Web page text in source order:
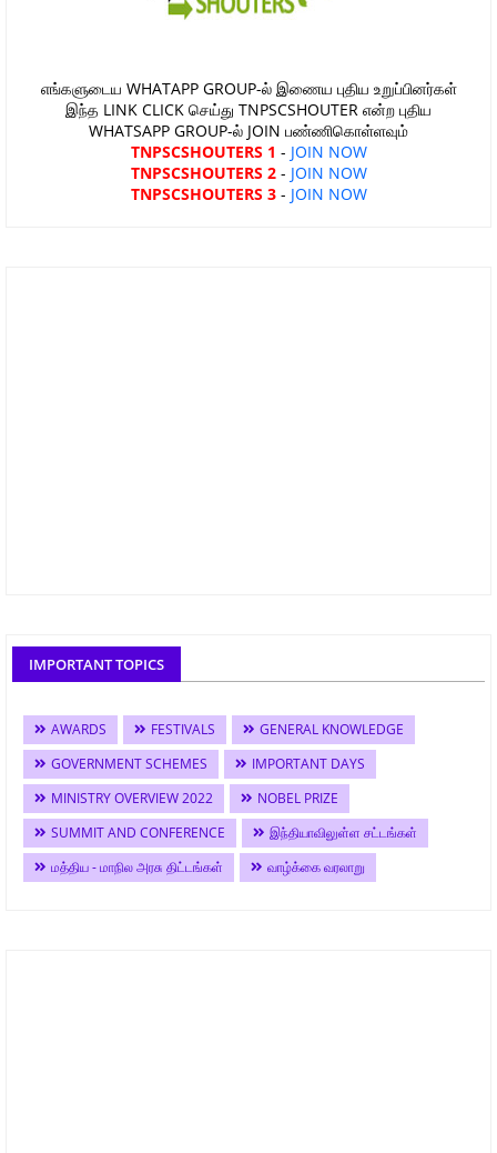
எங்களுடைய WHATAPP GROUP-ல் இணைய புதிய உறுப்பினர்கள்
இந்த LINK CLICK செய்து TNPSCSHOUTER என்ற புதிய
WHATSAPP GROUP-ல் JOIN பண்ணிகொள்ளவும்
TNPSCSHOUTERS 1 - JOIN NOW
TNPSCSHOUTERS 2- JOIN NOW
TNPSCSHOUTERS 3- JOIN NOW
IMPORTANT TOPICS
AWARDS FESTIVALS
GENERAL KNOWLEDGE
GOVERNMENT SCHEMES
IMPORTANT DAYS
MINISTRY OVERVIEW 2022
NOBEL PRIZE
SUMMIT AND CONFERENCE
இந்தியாவிலுள்ள சட்டங்கள்
மத்திய - மாநில அரசு திட்டங்கள்
வாழ்க்கை வரலாறு